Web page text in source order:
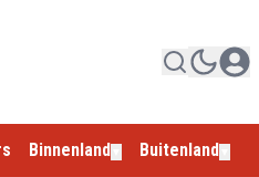
Binnenland Buitenland